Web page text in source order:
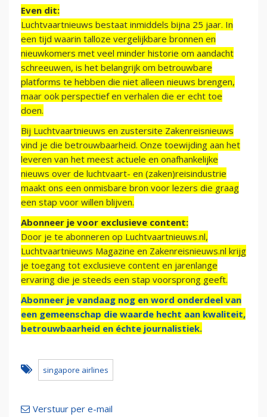
Even dit:
Luchtvaartnieuws bestaat inmiddels bijna 25 jaar. In
een tijd waarin talloze vergelijkbare bronnen en
nieuwkomers met veel minder historie om aandacht
schreeuwen, is het belangrijk om betrouwbare
platforms te hebben die niet alleen nieuws brengen,
maar ook perspectief en verhalen die er echt toe
doen.
Bij Luchtvaartnieuws en zustersite Zakenreisnieuws
vind je die betrouwbaarheid. Onze toewijding aan het
leveren van het meest actuele en onafhankelijke
nieuws over de luchtvaart- en (zaken)reisindustrie
maakt ons een onmisbare bron voor lezers die graag
een stap voor willen blijven.
Abonneer je voor exclusieve content:
Door je te abonneren op Luchtvaartnieuws.nl,
Luchtvaartnieuws Magazine en Zakenreisnieuws.nl krijg
je toegang tot exclusieve content en jarenlange
ervaring die je steeds een stap voorsprong geeft.
Abonneer je vandaag nog en word onderdeel van
een gemeenschap die waarde hecht aan kwaliteit,
betrouwbaarheid en échte journalistiek.
singapore airlines
Verstuur per e-mail